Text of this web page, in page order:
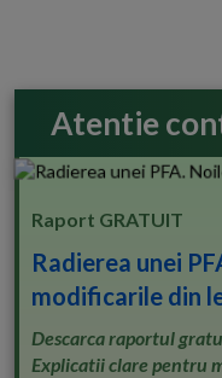
Atentie
Raport GRATUIT
Radierea unei
modificarile din
Descarca raportul
Explicatii clare pentru